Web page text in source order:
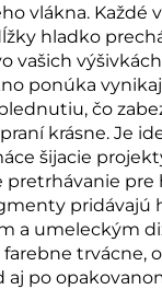
vlákna. Každé
hladko
vašich
ponúka
čo
krásne. Je
šijacie
pre
pridávajú
a umeleckým
trvácne,
aj po